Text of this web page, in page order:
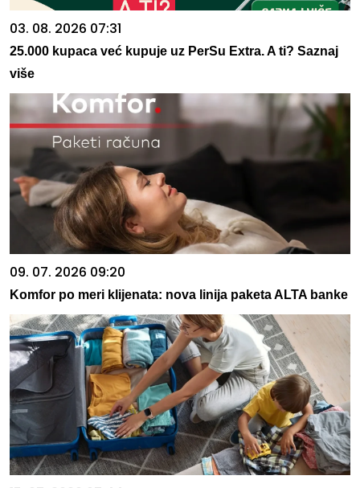
03. 08. 2026 07:31
25.000 kupaca već kupuje uz PerSu Extra. A ti? Saznaj
više
09. 07. 2026 09:20
Komfor po meri klijenata: nova linija paketa ALTA banke